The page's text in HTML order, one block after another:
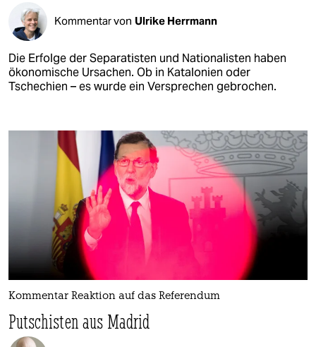
Kommentar von Ulrike Herrmann
Die Erfolge der Separatisten und Nationalisten haben
ökonomische Ursachen. Ob in Katalonien oder
Tschechien – es wurde ein Versprechen gebrochen.
Kommentar Reaktion auf das Referendum
Putschisten aus Madrid